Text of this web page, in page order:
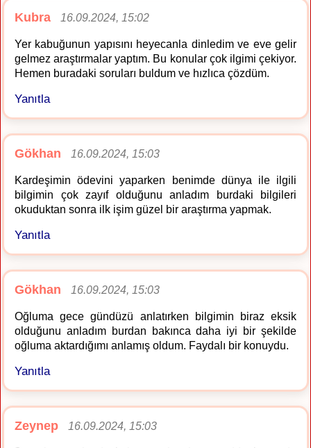
Kubra 16.09.2024, 15:02
Yer kabuğunun yapısını heyecanla dinledim ve eve gelir
gelmez araştırmalar yaptım. Bu konular çok ilgimi çekiyor.
Hemen buradaki soruları buldum ve hızlıca çözdüm.
Yanıtla
Gökhan 16.09.2024, 15:03
Kardeşimin ödevini yaparken benimde dünya ile ilgili
bilgimin çok zayıf olduğunu anladım burdaki bilgileri
okuduktan sonra ilk işim güzel bir araştırma yapmak.
Yanıtla
Gökhan 16.09.2024, 15:03
Oğluma gece gündüzü anlatırken bilgimin biraz eksik
olduğunu anladım burdan bakınca daha iyi bir şekilde
oğluma aktardığımı anlamış oldum. Faydalı bir konuydu.
Yanıtla
Zeynep 16.09.2024, 15:03